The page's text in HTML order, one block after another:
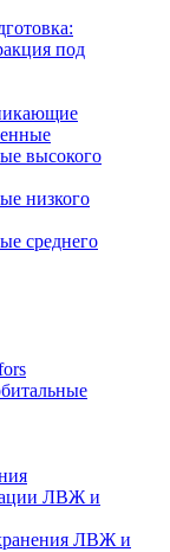
под
высокого
низкого
среднего
ЛВЖ и
ЛВЖ и